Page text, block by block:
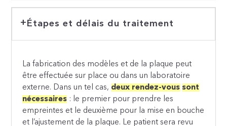
Étapes et délais du traitement
La fabrication des modèles et de la plaque peut
être effectuée sur place ou dans un laboratoire
externe. Dans un tel cas, deux rendez-vous sont
nécessaires : le premier pour prendre les
empreintes et le deuxième pour la mise en bouche
et l’ajustement de la plaque. Le patient sera revu